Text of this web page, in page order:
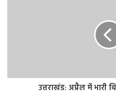
उत्तराखंड: अप्रैल में